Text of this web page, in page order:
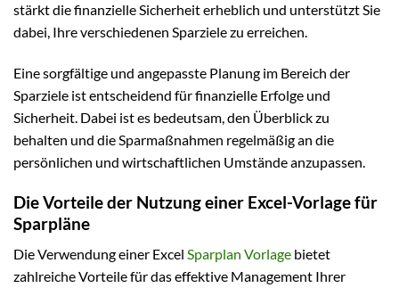
stärkt die finanzielle Sicherheit erheblich und unterstützt Sie
dabei, Ihre verschiedenen Sparziele zu erreichen.
Eine sorgfältige und angepasste Planung im Bereich der
Sparziele ist entscheidend für finanzielle Erfolge und
Sicherheit. Dabei ist es bedeutsam, den Überblick zu
behalten und die Sparmaßnahmen regelmäßig an die
persönlichen und wirtschaftlichen Umstände anzupassen.
Die Vorteile der Nutzung einer Excel-Vorlage für
Sparpläne
Die Verwendung einer Excel Sparplan Vorlage bietet
zahlreiche Vorteile für das effektive Management Ihrer